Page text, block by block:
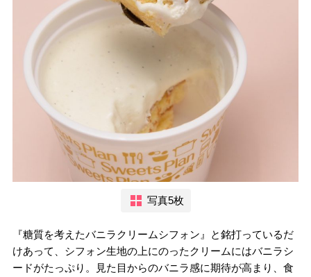
写真5枚
『糖質を考えたバニラクリームシフォン』と銘打っているだ
けあって、シフォン生地の上にのったクリームにはバニラシ
ードがたっぷり。見た目からのバニラ感に期待が高まり、食